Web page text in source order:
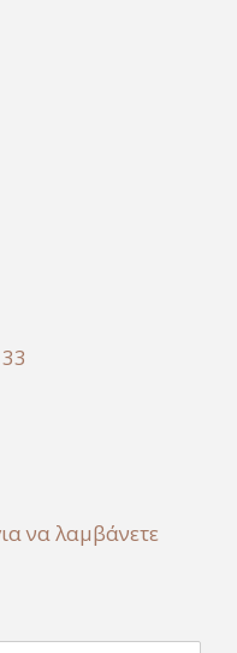
να λαμβάνετε